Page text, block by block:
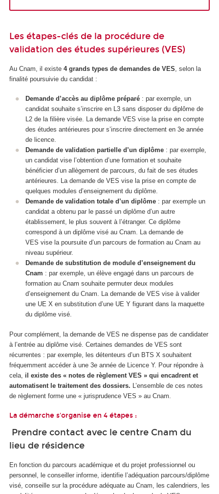
Les étapes-clés de la procédure de
validation des études supérieures (VES)
Au Cnam, il existe 4 grands types de demandes de VES , selon la
finalité poursuivie du candidat :
Demande d’accès au diplôme préparé: par exemple, un
candidat souhaite s’inscrire en L3 sans disposer du diplôme de
L2 de la filière visée. La demande VES vise la prise en compte
des études antérieures pour s’inscrire directement en 3e année
de licence.
Demande de validation partielle d’un diplôme: par exemple,
un candidat vise l’obtention d’une formation et souhaite
bénéficier d’un allègement de parcours, du fait de ses études
antérieures. La demande de VES vise la prise en compte de
quelques modules d’enseignement du diplôme.
Demande de validation totale d’un diplôme: par exemple un
candidat a obtenu par le passé un diplôme d’un autre
établissement, le plus souvent à l’étranger. Ce diplôme
correspond à un diplôme visé au Cnam. La demande de
VES vise la poursuite d’un parcours de formation au Cnam au
niveau supérieur.
Demande de substitution de module d’enseignement du
Cnam : par exemple, un élève engagé dans un parcours de
formation au Cnam souhaite permuter deux modules
d’enseignement du Cnam. La demande de VES vise à valider
une UE X en substitution d’une UE Y figurant dans la maquette
du diplôme visé.
Pour complément, la demande de VES ne dispense pas de candidater
à l’entrée au diplôme visé. Certaines demandes de VES sont
récurrentes : par exemple, les détenteurs d’un BTS X souhaitent
fréquemment accéder à une 3e année de Licence Y. Pour répondre à
cela, il existe des « notes de règlement VES » qui encadrent et
automatisent le traitement des dossiers. L’ensemble de ces notes
de règlement forme une « jurisprudence VES » au Cnam.
La démarche s'organise en 4 étapes :
Prendre contact avec le centre Cnam du
lieu de résidence
En fonction du parcours académique et du projet professionnel ou
personnel, le conseiller informe, identifie l’adéquation parcours/diplôme
visé, conseille sur la procédure adéquate au Cnam, les calendriers, les